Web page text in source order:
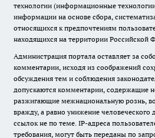
технологии (информационные
информации на основе сбора,
относящихся к предпочтениям
находящихся на территории Российской
Администрация портала оставляет за
комментарии, исходя из соображений
обсуждения тем и соблюдения
допускаются комментарии, содержащие
разжигающие межнациональную рознь,
вражду, а равно унижение человеческого
ссылок не по теме. IP-адреса
требования, могут быть переданы по